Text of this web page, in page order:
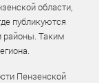
области,
публикуются
районы. Таким
Пензенской